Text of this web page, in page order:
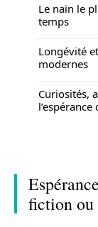
Le nain le
temps
Longévité
modernes
Curiosités,
fiction ou